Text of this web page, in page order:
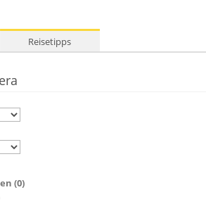
Reisetipps
(0)